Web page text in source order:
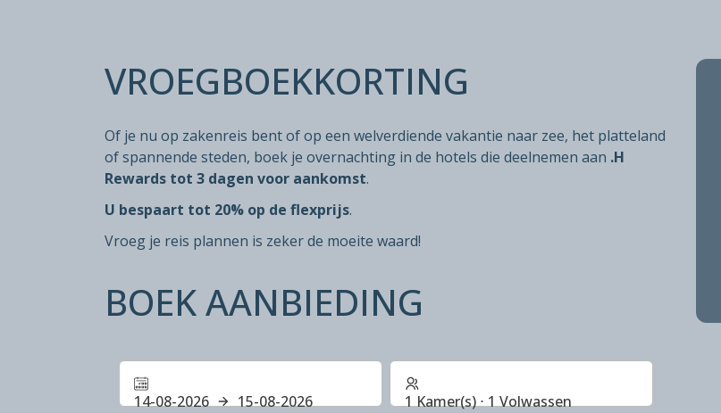
VROEGE VOGEL PRIJS
Boekbaar tot 3 dagen voor aankomst
VROEGBOEKKORTING
Of je nu op zakenreis bent of op een welverdiende vakantie naar zee, het platteland
of spannende steden, boek je overnachting in de hotels die deelnemen aan .H
Rewards tot 3 dagen voor aankomst.
U bespaart tot 20% op de flexprijs.
Vroeg je reis plannen is zeker de moeite waard!
BOEK AANBIEDING
14-08-2026 15-08-2026
1 Kamer(s) ⋅ 1 Volwassen